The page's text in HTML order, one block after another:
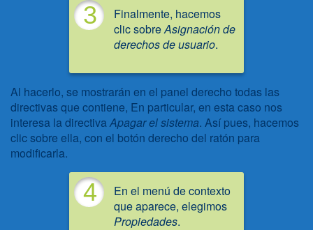
3
Finalmente, hacemos
clic sobreAsignación de
derechos de usuario.
Al hacerlo, se mostrarán en el panel derecho todas las
directivas que contiene, En particular, en esta caso nos
interesa la directivaApagar el sistema. Así pues, hacemos
clic sobre ella, con el botón derecho del ratón para
modificarla.
4
En el menú de contexto
que aparece, elegimos
Propiedades.